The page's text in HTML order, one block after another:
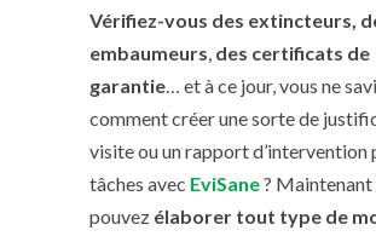
Vérifiez-vous des extincteurs,
embaumeurs, des certificats de
garantie… et à ce jour, vous ne
comment créer une sorte de
visite ou un rapport d’intervention
tâches avec EviSane? Maintenant
pouvez élaborer tout type de